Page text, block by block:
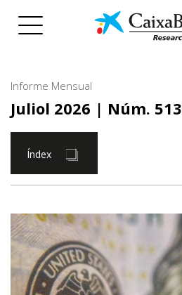
Informe Mensual
Juliol 2026 | Núm. 513
Índex